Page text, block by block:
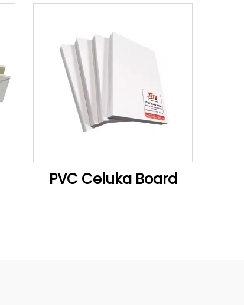
PVC Celuka Board